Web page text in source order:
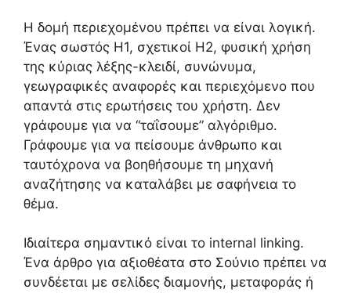
Η δομή περιεχομένου πρέπει να είναι λογική.
Ένας σωστός H1, σχετικοί H2, φυσική χρήση
της κύριας λέξης-κλειδί, συνώνυμα,
γεωγραφικές αναφορές και περιεχόμενο που
απαντά στις ερωτήσεις του χρήστη. Δεν
γράφουμε για να “ταΐσουμε” αλγόριθμο.
Γράφουμε για να πείσουμε άνθρωπο και
ταυτόχρονα να βοηθήσουμε τη μηχανή
αναζήτησης να καταλάβει με σαφήνεια το
θέμα.
Ιδιαίτερα σημαντικό είναι το internal linking.
Ένα άρθρο για αξιοθέατα στο Σούνιο πρέπει να
συνδέεται με σελίδες διαμονής, μεταφοράς ή